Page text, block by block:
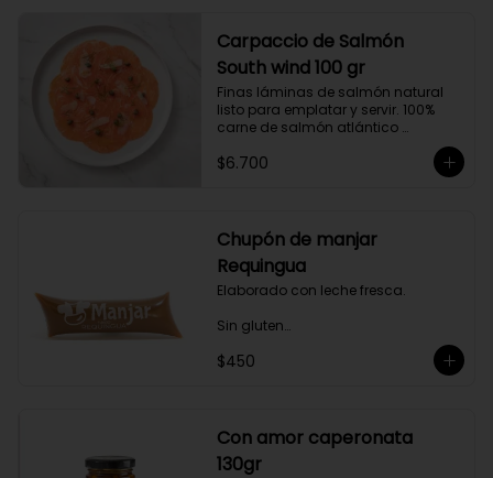
Ricos en proteínas y listos para
comer, son una opción rápida y
nutritiva que añade un toque
gourmet a tus comidas.
Carpaccio de Salmón
South wind 100 gr
Finas láminas de salmón natural
listo para emplatar y servir. 100%
carne de salmón atlántico
Producto sellado al vacío y
congelado.
$6.700
Chupón de manjar
Requingua
Elaborado con leche fresca.
Sin gluten
Sin Saborizantes
$450
Con amor caperonata
130gr